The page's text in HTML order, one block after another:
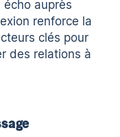
auprès
renforce la
clés pour
des relations à